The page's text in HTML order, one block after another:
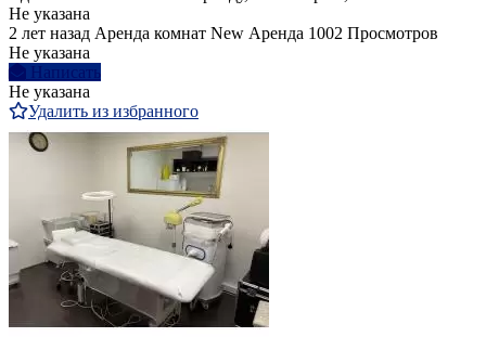
Не указана
2 лет назад Аренда комнат New Аренда 1002 Просмотров
Не указана
Написать
Не указана
Удалить из избранного